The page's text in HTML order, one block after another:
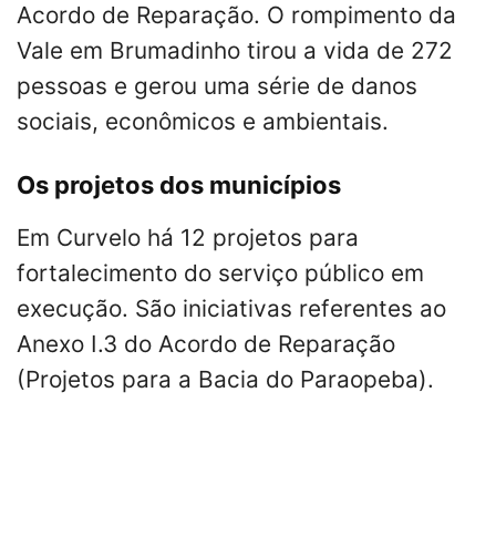
Acordo de Reparação. O rompimento da
Vale em Brumadinho tirou a vida de 272
pessoas e gerou uma série de danos
sociais, econômicos e ambientais.
Os projetos dos municípios
Em Curvelo há 12 projetos para
fortalecimento do serviço público em
execução. São iniciativas referentes ao
Anexo I.3 do Acordo de Reparação
(Projetos para a Bacia do Paraopeba).